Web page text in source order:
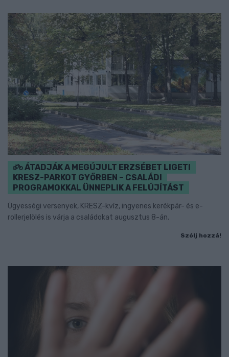
ÁTADJÁK A MEGÚJULT ERZSÉBET LIGETI
KRESZ-PARKOT GYŐRBEN – CSALÁDI
PROGRAMOKKAL ÜNNEPLIK A FELÚJÍTÁST
Ügyességi versenyek, KRESZ-kvíz, ingyenes kerékpár- és e-
rollerjelölés is várja a családokat augusztus 8-án.
Szólj hozzá!